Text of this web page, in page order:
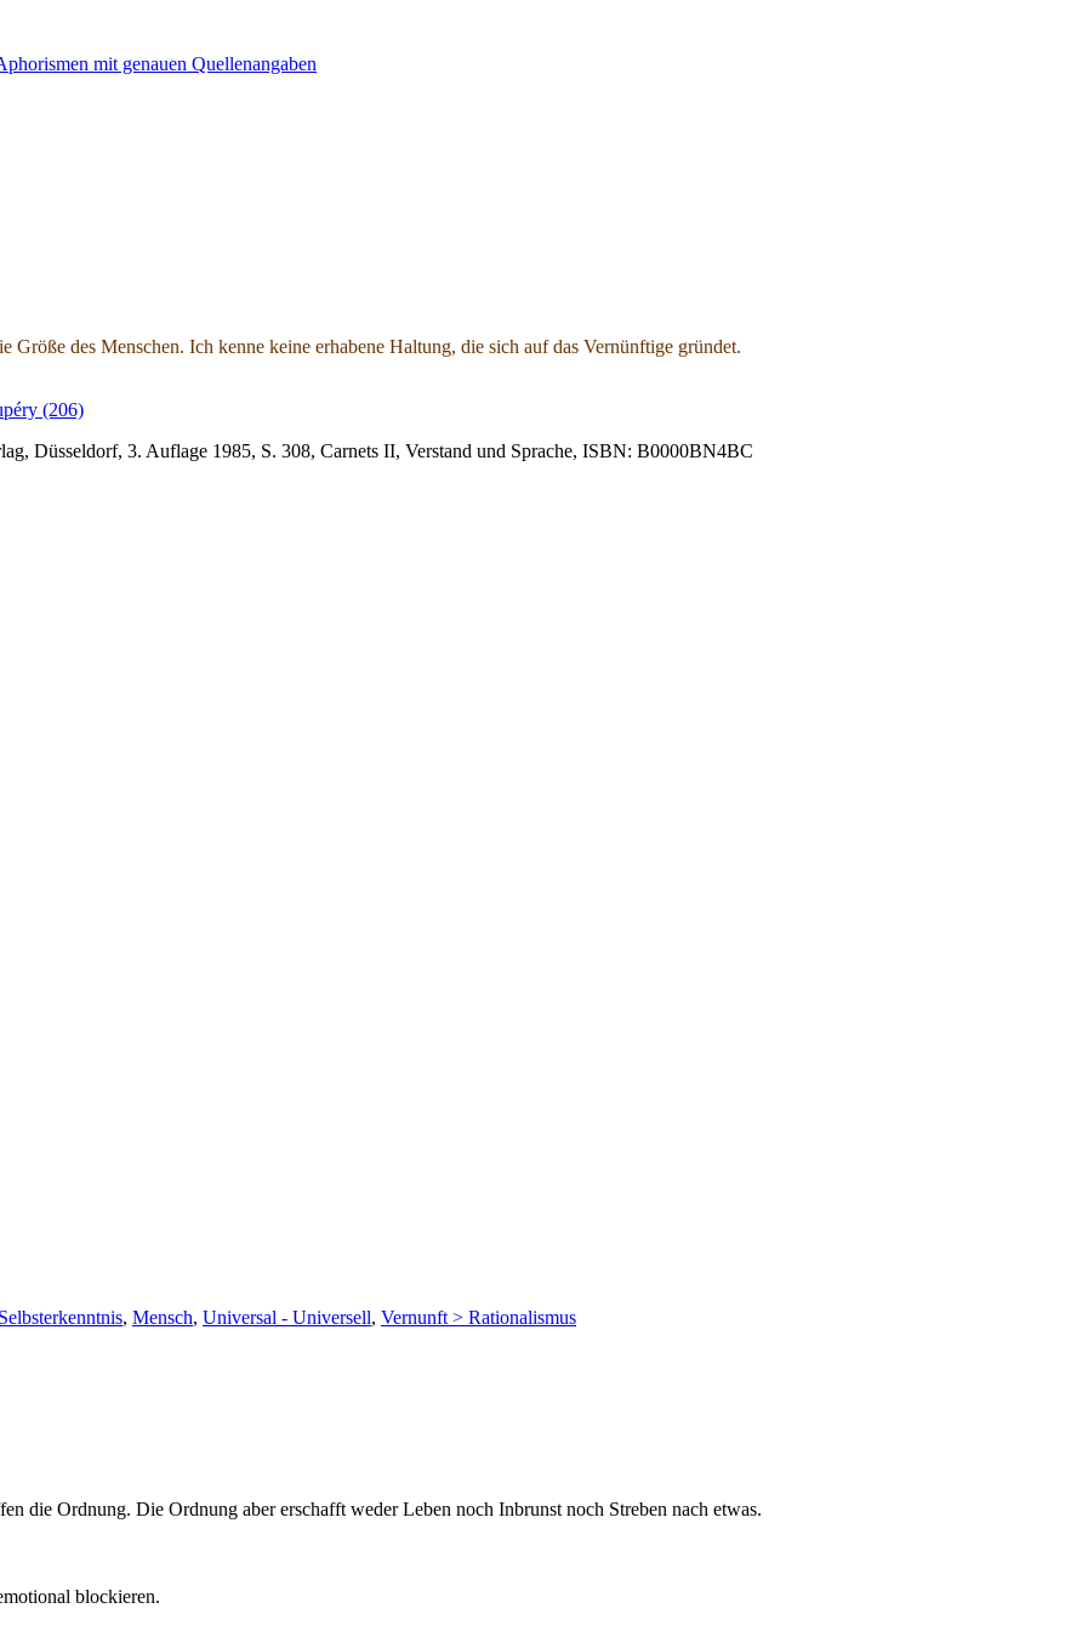
Größe des Menschen. Ich kenne keine erhabene Haltung, die sich auf das Vernünftige gründet.
(206)
Düsseldorf, 3. Auflage 1985, S. 308, Carnets II, Verstand und Sprache, ISBN: B0000BN4BC
, Mensch, Universal - Universell, Vernunft > Rationalismus
die Ordnung. Die Ordnung aber erschafft weder Leben noch Inbrunst noch Streben nach etwas.
blockieren.